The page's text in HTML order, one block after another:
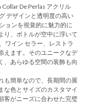
De Perlas アクリル
デザインと透明度の高い
ョンを視覚的に魅力的に
り、ボトルが空中に浮いて
ワイン セラー、レストラ
えます。そのユニークなデ
、あらゆる空間の装飾も向
も簡単なので、長期間の展
な色とサイズのカスタマイ
客がニーズに合わせた完璧